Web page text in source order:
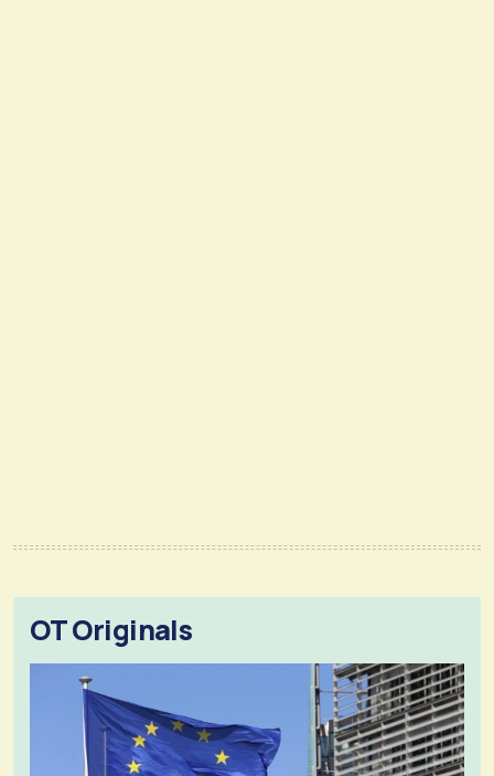
OT Originals